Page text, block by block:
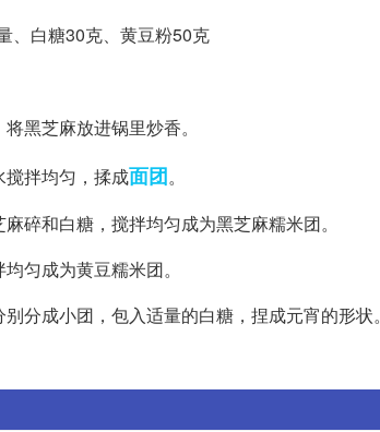
、白糖30克、黄豆粉50克
黑芝麻放进锅里炒香。
拌均匀，揉成面团。
碎和白糖，搅拌均匀成为黑芝麻糯米团。
匀成为黄豆糯米团。
分成小团，包入适量的白糖，捏成元宵的形状。